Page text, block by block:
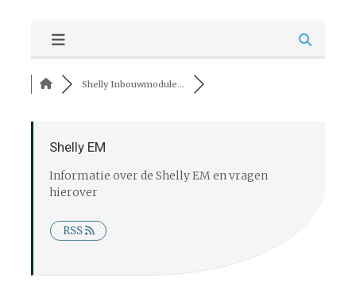
Shelly Inbouwmodule...
Shelly EM
Informatie over de Shelly EM en vragen
hierover
RSS